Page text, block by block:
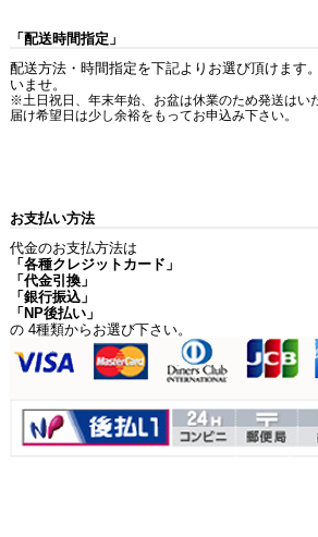
「配送時間指定」
配送方法・時間指定を下記よりお選び頂けます
いませ。
※土日祝日、年末年始、お盆は休業のため発送はい
届け希望日は少し余裕をもってお申込み下さい。
お支払い方法
代金のお支払方法は
「各種クレジットカード」
「代金引換」
「銀行振込」
「NP後払い」
の 4種類からお選び下さい。